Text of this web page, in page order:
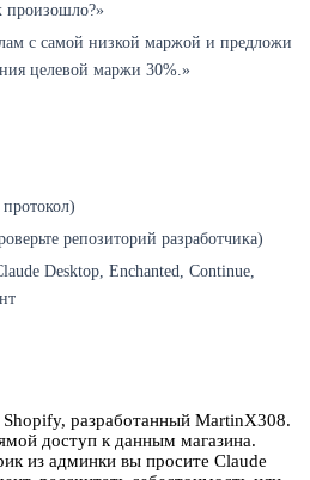
произошло?»
с самой низкой маржой и предложи
целевой маржи 30%.»
репозиторий разработчика)
Desktop, Enchanted, Continue,
разработанный MartinX308.
доступ к данным магазина.
из админки вы просите Claude